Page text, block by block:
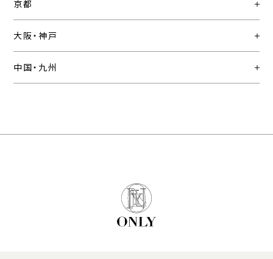
京都
大阪・神戸
中国・九州